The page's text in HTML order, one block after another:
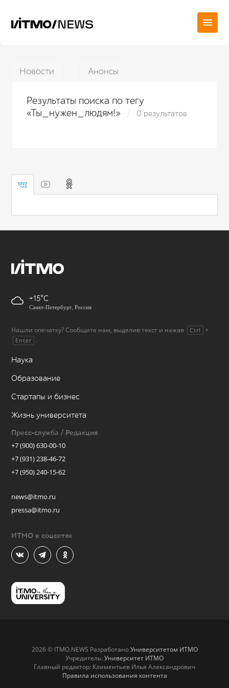
Новости Анонсы
Результаты поиска по тегу
«Ты_нужен_людям!»
0 результатов
+15
Санкт-Петербург, Россия
Нашли опечатку? Сообщите нам, выделив текст и нажав Ctrl +
Enter .
Наука
Образование
Стартапы и бизнес
Жизнь университета
Пресс-служба / Редакция
+7 (900) 630-00-10
+7 (931) 238-46-72
+7 (950) 240-15-62
news@itmo.ru
pressa@itmo.ru
ИТМО в соцсетях
2026 © ITMO.NEWS РазработаноУниверситетом ИТМО
Учредитель: Университет ИТМО
Главный редактор: Климентьев Илья Александрович
Правила использования контента